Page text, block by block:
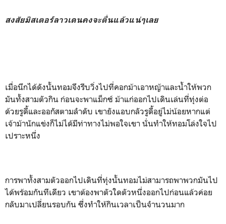
สงสัยมิสเตอร์ลาวเดนคงจะตื่นแล้วแน่ๆเลย
เมื่อนึกได้ดังนั้นทอมจึงรีบวิ่งไปที่คอกม้าเอาหญ้าและน้ำให้พวก
มันทั้งสามตัวกิน ก่อนจะพาแม็กซ์ ม้าแก่ออกไปเดินเล่นที่ทุ่งต่อ
ด้วยรูดี้และออกัสตามลำดับ เขายังแอบกลัวรูดี้อยู่ไม่น้อยหากแต่
เจ้าม้านักแข่งก็ไม่ได้มีท่าทางไม่พอใจเขา นั่นทำให้ทอมโล่งใจไป
เปราะหนึ่ง
การพาทั้งสามตัวออกไปเดินที่ทุ่งนั้นทอมไม่สามารถพาพวกมันไป
ได้พร้อมกันทีเดียว เขาต้องพาตัวใดตัวหนึ่งออกไปก่อนแล้วค่อย
กลับมาเปลี่ยนรอบกัน ซึ่งทำให้กินเวลาเป็นจำนวนมาก